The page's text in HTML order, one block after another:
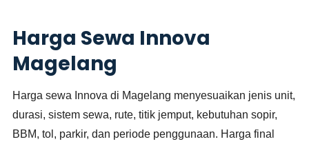
Harga Sewa Innova
Magelang
Harga sewa Innova di Magelang menyesuaikan jenis unit,
durasi, sistem sewa, rute, titik jemput, kebutuhan sopir,
BBM, tol, parkir, dan periode penggunaan. Harga final